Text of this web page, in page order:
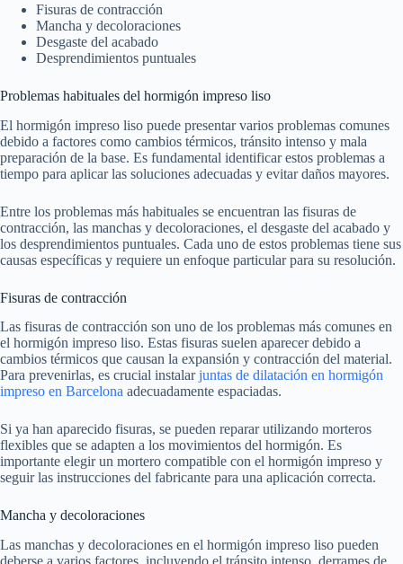
Fisuras de contracción
Mancha y decoloraciones
Desgaste del acabado
Desprendimientos puntuales
Problemas habituales del hormigón impreso liso
El hormigón impreso liso puede presentar varios problemas comunes
debido a factores como cambios térmicos, tránsito intenso y mala
preparación de la base. Es fundamental identificar estos problemas a
tiempo para aplicar las soluciones adecuadas y evitar daños mayores.
Entre los problemas más habituales se encuentran las fisuras de
contracción, las manchas y decoloraciones, el desgaste del acabado y
los desprendimientos puntuales. Cada uno de estos problemas tiene sus
causas específicas y requiere un enfoque particular para su resolución.
Fisuras de contracción
Las fisuras de contracción son uno de los problemas más comunes en
el hormigón impreso liso. Estas fisuras suelen aparecer debido a
cambios térmicos que causan la expansión y contracción del material.
Para prevenirlas, es crucial instalarjuntas de dilatación en hormigón
impreso en Barcelona adecuadamente espaciadas.
Si ya han aparecido fisuras, se pueden reparar utilizando morteros
flexibles que se adapten a los movimientos del hormigón. Es
importante elegir un mortero compatible con el hormigón impreso y
seguir las instrucciones del fabricante para una aplicación correcta.
Mancha y decoloraciones
Las manchas y decoloraciones en el hormigón impreso liso pueden